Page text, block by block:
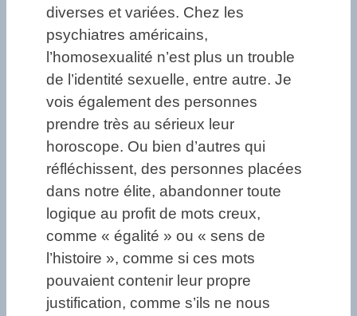
diverses et variées. Chez les
psychiatres américains,
l’homosexualité n’est plus un trouble
de l’identité sexuelle, entre autre. Je
vois également des personnes
prendre très au sérieux leur
horoscope. Ou bien d’autres qui
réfléchissent, des personnes placées
dans notre élite, abandonner toute
logique au profit de mots creux,
comme « égalité » ou « sens de
l’histoire », comme si ces mots
pouvaient contenir leur propre
justification, comme s’ils ne nous